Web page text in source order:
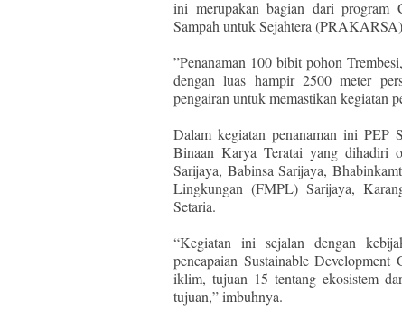
ini merupakan bagian dari program
Sampah untuk Sejahtera
”Penanaman 100 bibit pohon
dengan luas hampir 2500 meter
pengairan untuk memastikan kegiatan
Dalam kegiatan penanaman ini PEP
Binaan Karya Teratai yang dihadiri
Sarijaya, Babinsa Sarijaya,
Lingkungan (FMPL) Sarijaya,
Setaria.
“Kegiatan ini sejalan dengan
pencapaian Sustainable
iklim, tujuan 15 tentang ekosistem
tujuan,” imbuhnya.